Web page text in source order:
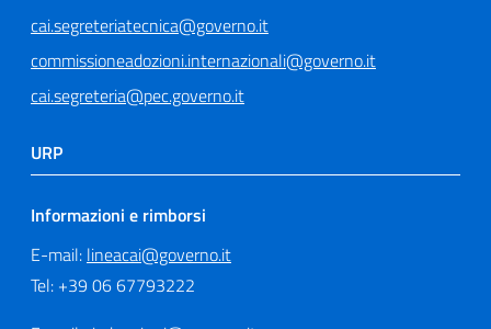
cai.segreteriatecnica@governo.it
commissioneadozioni.internazionali@governo.it
cai.segreteria@pec.governo.it
URP
Informazioni e rimborsi
E-mail: lineacai@governo.it
Tel: +39 06 67793222